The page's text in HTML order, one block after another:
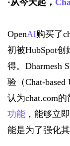
·从今天起，
OpenAI购买了
初被HubSpot创
得。Dharmesh
验（Chat-
认为chat.com
功能 ，能够立
能是为了强化